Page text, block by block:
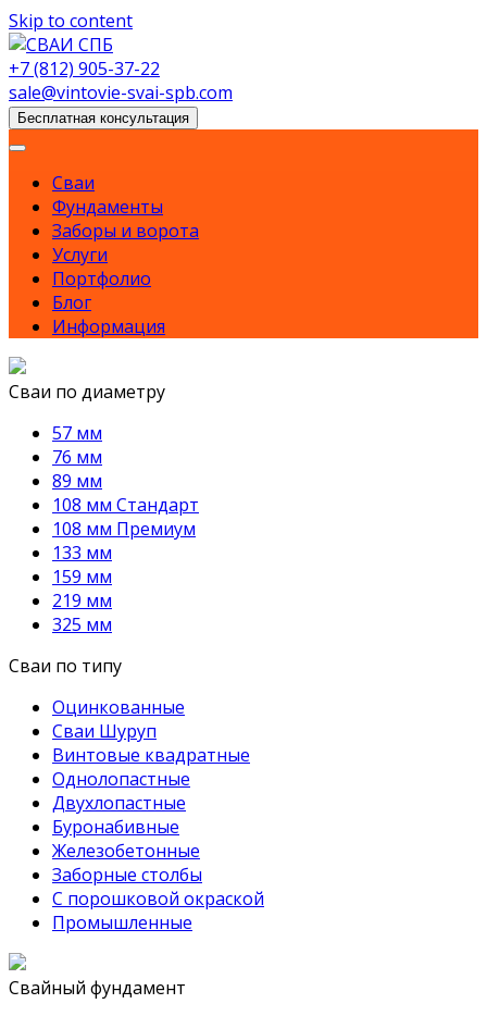
Skip to content
+7 (812) 905-37-22
sale@vintovie-svai-spb.com
Бесплатная консультация
Сваи
Фундаменты
Заборы и ворота
Услуги
Портфолио
Блог
Информация
Сваи по диаметру
57 мм
76 мм
89 мм
108 мм Стандарт
108 мм Премиум
133 мм
159 мм
219 мм
325 мм
Сваи по типу
Оцинкованные
Сваи Шуруп
Винтовые квадратные
Однолопастные
Двухлопастные
Буронабивные
Железобетонные
Заборные столбы
С порошковой окраской
Промышленные
Свайный фундамент